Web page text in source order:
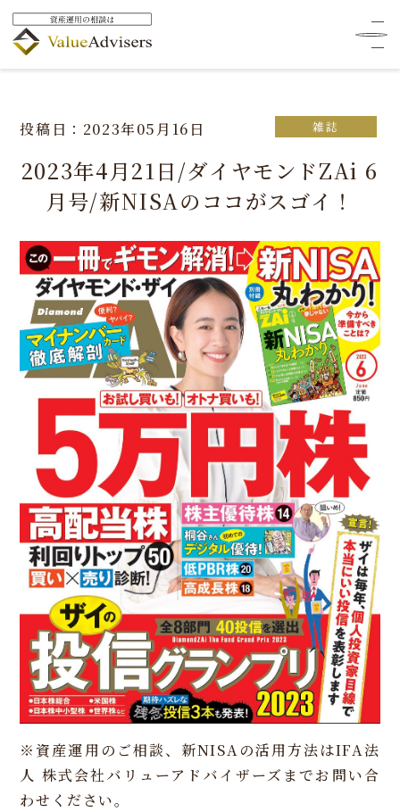
HOME メディア掲載
2023年4月21日/ダイヤモンドZAi 6月号/新NISAのココがスゴ
イ！
投稿日：2023年05月16日 雑誌
2023年4月21日/ダイヤモンドZAi 6
月号/新NISAのココがスゴイ！
※資産運用のご相談、新NISAの活用方法はIFA法
人 株式会社バリューアドバイザーズまでお問い合
わせください。